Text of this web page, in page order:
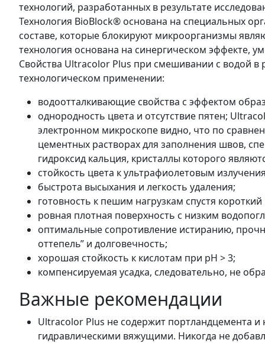
технологий, разработанных в результате
Технология BioBlock® основана на специальных
составе, которые блокируют микроорганизмы
технология основана на синергическом
Свойства Ultracolor Plus при смешивании с водой
технологическом применении:
водоотталкивающие свойства с эффектом
однородность цвета и отсутствие пятен;
электронном микроскопе видно, что по
цементных растворах для заполнения швов,
гидроксид кальция, кристаллы которого
стойкость цвета к ультрафиолетовым
быстрота высыхания и легкость удаления;
готовность к пешим нагрузкам спустя
ровная плотная поверхность с низким
оптимальные сопротивление истиранию,
оттепель” и долговечность;
хорошая стойкость к кислотам при рН > 3;
компенсируемая усадка, следовательно, не
Важные рекомендации
Ultracolor Plus не содержит портландцемента
гидравлическими вяжущими. Никогда не